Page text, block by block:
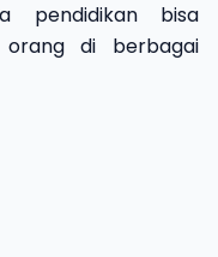
pendidikan bisa
di berbagai